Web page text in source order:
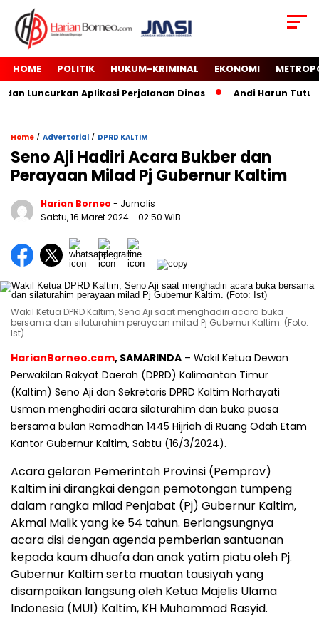
HOME POLITIK HUKUM-KRIMINAL EKONOMI
Luncurkan Aplikasi Perjalanan Dinas Andi Harun Tutup
Home / Advertorial / DPRD KALTIM
Seno Aji Hadiri Acara Bukber dan
Perayaan Milad Pj Gubernur Kaltim
Harian Borneo - Jurnalis
Sabtu, 16 Maret 2024- 02:50 WIB
Wakil Ketua DPRD Kaltim, Seno Aji saat menghadiri acara buka
bersama dan silaturahim perayaan milad Pj Gubernur Kaltim. (Foto:
Ist)
HarianBorneo.com, SAMARINDA – Wakil Ketua Dewan
Perwakilan Rakyat Daerah (DPRD) Kalimantan Timur
(Kaltim) Seno Aji dan Sekretaris DPRD Kaltim Norhayati
Usman menghadiri acara silaturahim dan buka puasa
bersama bulan Ramadhan 1445 Hijriah di Ruang Odah Etam
Kantor Gubernur Kaltim, Sabtu (16/3/2024).
Acara gelaran Pemerintah Provinsi (Pemprov)
Kaltim ini dirangkai dengan pemotongan tumpeng
dalam rangka milad Penjabat (Pj) Gubernur Kaltim,
Akmal Malik yang ke 54 tahun. Berlangsungnya
acara disi dengan agenda pemberian santuanan
kepada kaum dhuafa dan anak yatim piatu oleh Pj.
Gubernur Kaltim serta muatan tausiyah yang
disampaikan langsung oleh Ketua Majelis Ulama
Indonesia (MUI) Kaltim, KH Muhammad Rasyid.